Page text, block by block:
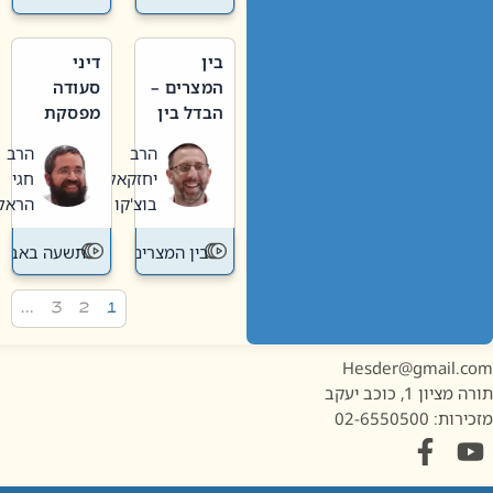
בין
המצרים –
הבדל בין
חדשה
לישנה
הרב
יחזקאל
בוצ'קו
בין המצרים
דיני
סעודה
מפסקת
תשעה
באב
הרב
חגי
הראל
תשעה באב
1, כוכב יעקב
02-6550500